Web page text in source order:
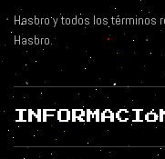
Hasbro y todos los términos
Hasbro.